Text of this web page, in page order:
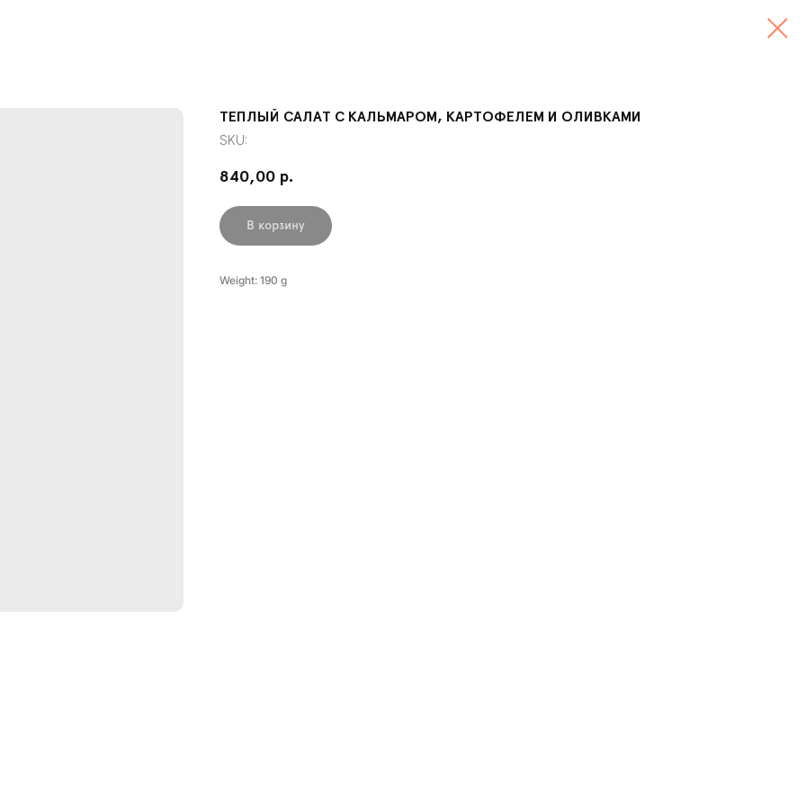
ТЕПЛЫЙ САЛАТ С КАЛЬМАРОМ, КАРТОФЕЛЕМ И ОЛИВКАМИ
SKU:
840,00 р.
В корзину
Weight: 190 g